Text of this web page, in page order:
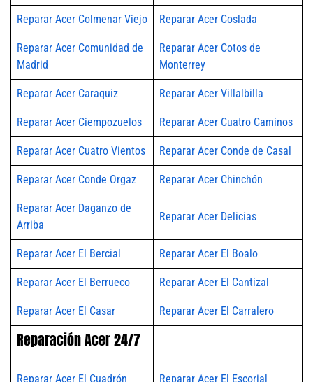
Reparar Acer Colmenar Viejo Reparar Acer Coslada
Reparar Acer Comunidad de
Madrid
Reparar Acer Cotos de
Monterrey
Reparar Acer Caraquiz Reparar Acer Villalbilla
Reparar Acer Ciempozuelos Reparar Acer Cuatro Caminos
Reparar Acer Cuatro Vientos Reparar Acer Conde de Casal
Reparar Acer Conde Orgaz Reparar Acer Chinchón
Reparar Acer Daganzo de
Arriba
Reparar Acer Delicias
Reparar Acer El Bercial Reparar Acer El Boalo
Reparar Acer El Berrueco Reparar Acer El Cantizal
Reparar Acer El Casar Reparar Acer El Carralero
Reparación Acer 24/7
Reparar Acer El Cuadrón Reparar Acer El Escorial